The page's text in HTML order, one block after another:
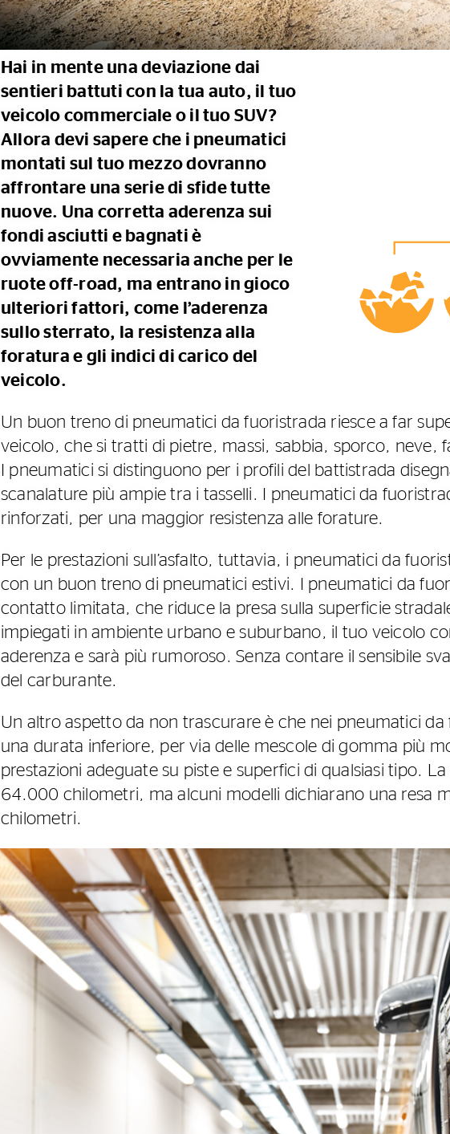
Hai in mente una deviazione dai
sentieri battuti con la tua auto, il tuo
veicolo commerciale o il tuo SUV?
Allora devi sapere che i pneumatici
montati sul tuo mezzo dovranno
affrontare una serie di sfide tutte
nuove. Una corretta aderenza sui
fondi asciutti e bagnati è
ovviamente necessaria anche per le
ruote off-road, ma entrano in gioco
ulteriori fattori, come l’aderenza
sullo sterrato, la resistenza alla
foratura e gli indici di carico del
veicolo.
Un buon treno di pneumatici da fuoristrada riesce a far
veicolo, che si tratti di pietre, massi, sabbia, sporco, neve,
I pneumatici si distinguono per i profili del battistrada
scanalature più ampie tra i tasselli. I pneumatici da
rinforzati, per una maggior resistenza alle forature.
Per le prestazioni sull’asfalto, tuttavia, i pneumatici da
con un buon treno di pneumatici estivi. I pneumatici da
contatto limitata, che riduce la presa sulla superficie
impiegati in ambiente urbano e suburbano, il tuo veicolo
aderenza e sarà più rumoroso. Senza contare il sensibile
del carburante.
Un altro aspetto da non trascurare è che nei pneumatici
una durata inferiore, per via delle mescole di gomma più
prestazioni adeguate su piste e superfici di qualsiasi tipo.
64.000 chilometri, ma alcuni modelli dichiarano una resa
chilometri.